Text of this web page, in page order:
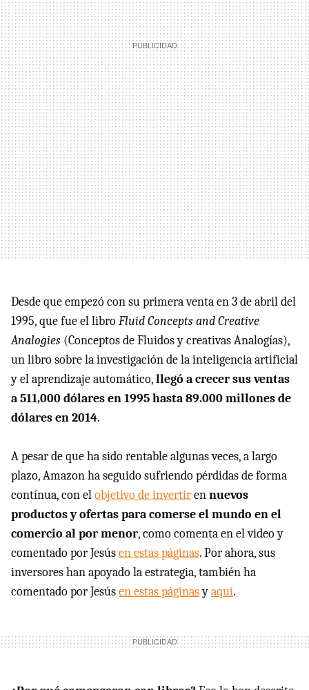
Desde que empezó con su primera venta en 3 de abril del
1995, que fue el libroFluid Concepts and Creative
Analogies (Conceptos de Fluidos y creativas Analogías),
un libro sobre la investigación de la inteligencia artificial
y el aprendizaje automático,llegó a crecer sus ventas
a 511,000 dólares en 1995 hasta 89.000 millones de
dólares en 2014.
A pesar de que ha sido rentable algunas veces, a largo
plazo, Amazon ha seguido sufriendo pérdidas de forma
contínua, con elobjetivo de invertirennuevos
productos y ofertas para comerse el mundo en el
comercio al por menor, como comenta en el video y
comentado por Jesúsen estas páginas. Por ahora, sus
inversores han apoyado la estrategia, también ha
comentado por Jesúsen estas páginasyaquí.